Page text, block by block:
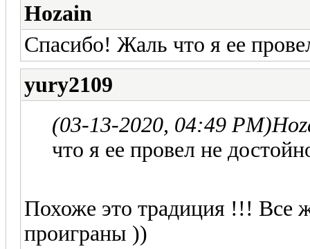
Hozain
Спасибо! Жаль что я ее
yury2109
(03-13-2020, 04:49 PM)
что я ее провел не
Похоже это традиция !!! Все
проиграны ))